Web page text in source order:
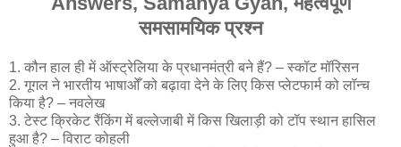
समसामयिक प्रश्न
1. कौन हाल ही में ऑस्ट्रेलिया के प्रधानमंत्री बने हैं? – स्कॉट मॉरिसन
2. गूगल ने भारतीय भाषाओँ को बढ़ावा देने के लिए किस प्लेटफार्म को लॉन्च
किया है? – नवलेख
3. टेस्ट क्रिकेट रैंकिंग में बल्लेजाबी में किस खिलाड़ी को टॉप स्थान हासिल
हुआ है? – विराट कोहली